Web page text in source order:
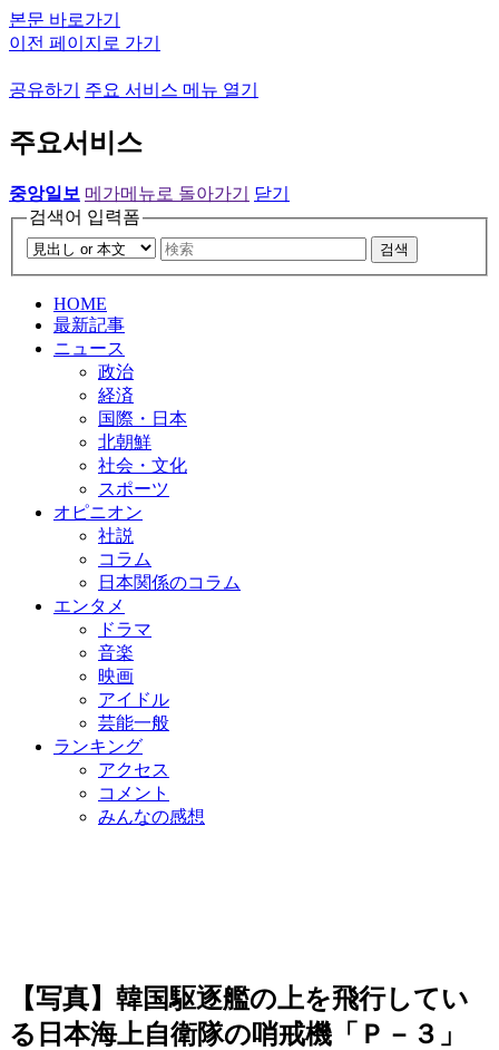
본문 바로가기
이전 페이지로 가기
공유하기 주요 서비스 메뉴 열기
주요서비스
중앙일보 메가메뉴로 돌아가기
닫기
검색어 입력폼
검색
HOME
最新記事
ニュース
政治
経済
国際・日本
北朝鮮
社会・文化
スポーツ
オピニオン
社説
コラム
日本関係のコラム
エンタメ
ドラマ
音楽
映画
アイドル
芸能一般
ランキング
アクセス
コメント
みんなの感想
【写真】韓国駆逐艦の上を飛行してい
る日本海上自衛隊の哨戒機「Ｐ－３」